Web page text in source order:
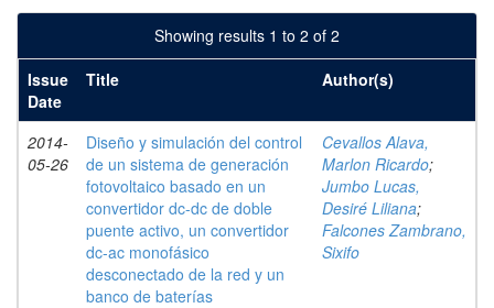
Showing results 1 to 2 of 2
Issue
Date
Title Author(s)
2014-
05-26
Diseño y simulación del control
de un sistema de generación
fotovoltaico basado en un
convertidor dc-dc de doble
puente activo, un convertidor
dc-ac monofásico
desconectado de la red y un
banco de baterías
Cevallos Alava,
Marlon Ricardo;
Jumbo Lucas,
Desiré Liliana;
Falcones Zambrano,
Sixifo